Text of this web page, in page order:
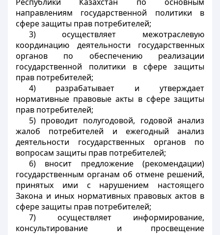
направлениям государственной политики в
сфере защиты прав потребителей;
3) осуществляет межотраслевую
координацию деятельности государственных
органов по обеспечению реализации
государственной политики в сфере защиты
прав потребителей;
4) разрабатывает и утверждает
нормативные правовые акты в сфере защиты
прав потребителей;
5) проводит полугодовой, годовой анализ
жалоб потребителей и ежегодный анализ
деятельности государственных органов по
вопросам защиты прав потребителей;
6) вносит предложение (рекомендации)
государственным органам об отмене решений,
принятых ими с нарушением настоящего
Закона и иных нормативных правовых актов в
сфере защиты прав потребителей;
7) осуществляет информирование,
консультирование и просвещение